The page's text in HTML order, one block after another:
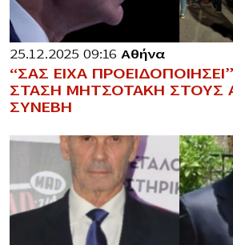
25.12.2025 09:16 Αθήνα
“ΣΑΣ ΕΙΧΑ
ΣΤΑΣΗ ΜΗΤΣΟΤΑΚΗ ΣΤΟΥΣ
ΣΥΝΕΒΗ